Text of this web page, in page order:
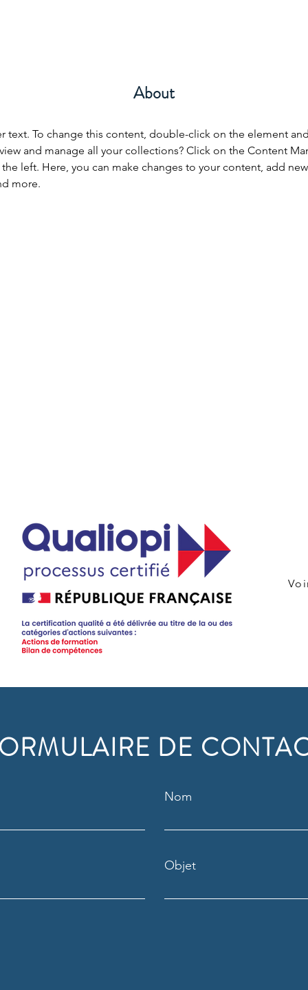
About
text. To change this content, double-click on the element
and manage all your collections? Click on the Content
left. Here, you can make changes to your content, add
more.
DE
Nom
Objet